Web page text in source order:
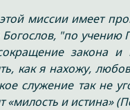
миссии имеет
Богослов, "по
закона
как я нахожу,
служение так не
«милость и истина»